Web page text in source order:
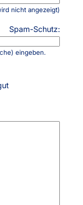
nicht angezeigt)
Spam-Schutz:
eingeben.